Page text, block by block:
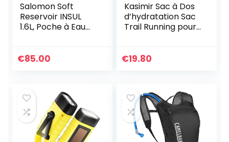
Salomon Soft
Reservoir INSUL
1.6L, Poche à Eau
Parfait pour le ski
€85.00
Kasimir Sac à Dos
d’hydratation Sac
Trail Running pour
Thermique Paquet
Running et des
Sport de Plein Air
Femme Homme
20l
€19.80